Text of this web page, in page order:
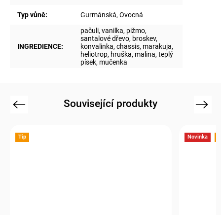
Typ vůně: Gurmánská, Ovocná
INGREDIENCE:
pačuli, vanilka, pižmo,
santalové dřevo, broskev,
konvalinka, chassis, marakuja,
heliotrop, hruška, malina, teplý
písek, mučenka
Související produkty
Previous
Tip Novinka
Next